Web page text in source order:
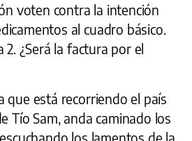
voten contra la intención
al cuadro básico.
2. ¿Será la factura por el
que está recorriendo el país
Tío Sam, anda caminado los
los lamentos de la